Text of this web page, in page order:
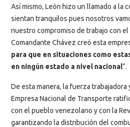
Así mismo, León hizo un llamado a la
sientan tranquilos pues nosotros
nuestro compromiso de trabajo con
Comandante Chávez creó esta
para que en situaciones como
en ningún estado a nivel nacional”.
De esta manera, la fuerza trabajadora
Empresa Nacional de Transporte
con el pueblo venezolano y con la
garantizando la distribución del